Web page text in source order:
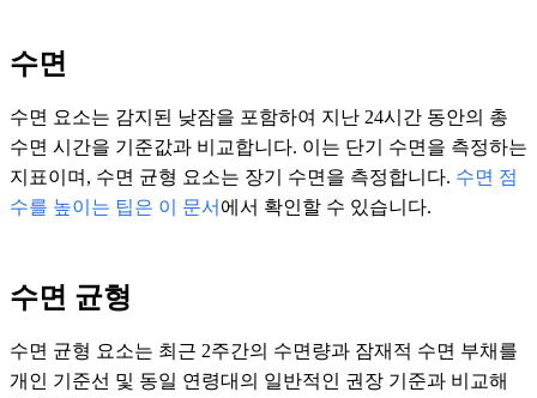
수면
수면 요소는 감지된 낮잠을 포함하여 지난 24시간 동안의 총
수면 시간을 기준값과 비교합니다. 이는 단기 수면을 측정하는
지표이며, 수면 균형 요소는 장기 수면을 측정합니다. 수면 점
수를 높이는 팁은 이 문서 에서 확인할 수 있습니다.
수면 균형
수면 균형 요소는 최근 2주간의 수면량과 잠재적 수면 부채를
개인 기준선 및 동일 연령대의 일반적인 권장 기준과 비교해